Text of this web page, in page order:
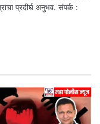
प्रदीर्घ अनुभव. संपर्क :